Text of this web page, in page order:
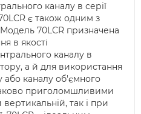
каналу в серії
є також одним з
70LCR призначена
в якості
каналу в
а й для використання
або каналу об'ємного
приголомшливими
так і при